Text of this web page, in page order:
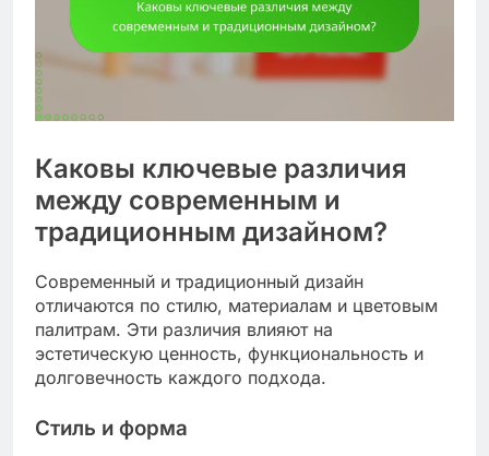
Каковы ключевые различия
между современным и
традиционным дизайном?
Современный и традиционный дизайн
отличаются по стилю, материалам и цветовым
палитрам. Эти различия влияют на
эстетическую ценность, функциональность и
долговечность каждого подхода.
Стиль и форма